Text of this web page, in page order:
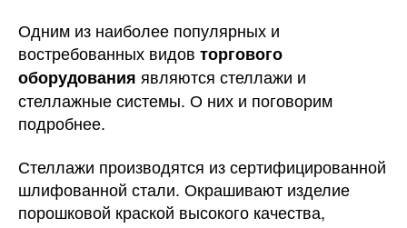
Одним из наиболее популярных и
востребованных видов торгового
оборудования являются стеллажи и
стеллажные системы. О них и поговорим
подробнее.
Стеллажи производятся из сертифицированной
шлифованной стали. Окрашивают изделие
порошковой краской высокого качества,